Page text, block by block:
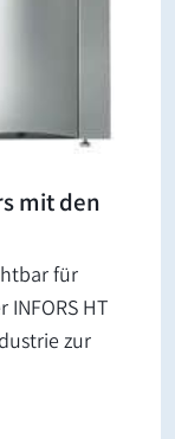
mit den
für
HT
zur